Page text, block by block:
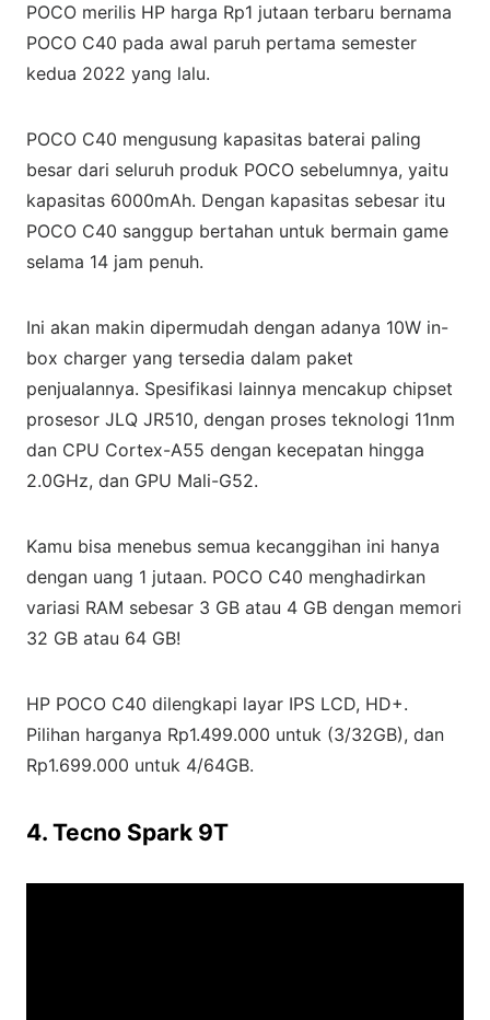
POCO merilis HP harga Rp1 jutaan terbaru bernama
POCO C40 pada awal paruh pertama semester
kedua 2022 yang lalu.
POCO C40 mengusung kapasitas baterai paling
besar dari seluruh produk POCO sebelumnya, yaitu
kapasitas 6000mAh. Dengan kapasitas sebesar itu
POCO C40 sanggup bertahan untuk bermain game
selama 14 jam penuh.
Ini akan makin dipermudah dengan adanya 10W in-
box charger yang tersedia dalam paket
penjualannya. Spesifikasi lainnya mencakup chipset
prosesor JLQ JR510, dengan proses teknologi 11nm
dan CPU Cortex-A55 dengan kecepatan hingga
2.0GHz, dan GPU Mali-G52.
Kamu bisa menebus semua kecanggihan ini hanya
dengan uang 1 jutaan. POCO C40 menghadirkan
variasi RAM sebesar 3 GB atau 4 GB dengan memori
32 GB atau 64 GB!
HP POCO C40 dilengkapi layar IPS LCD, HD+.
Pilihan harganya Rp1.499.000 untuk (3/32GB), dan
Rp1.699.000 untuk 4/64GB.
4. Tecno Spark 9T